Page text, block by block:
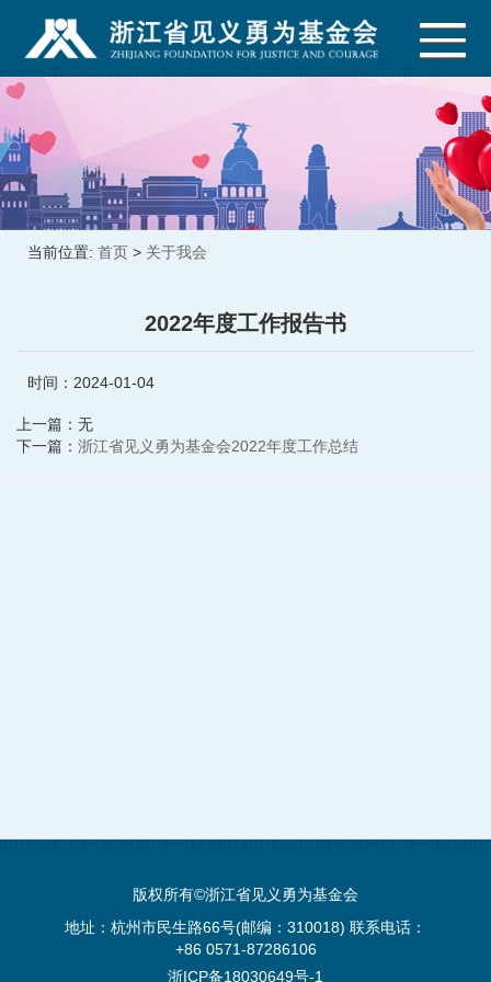
当前位置: 首页 > 关于我会
2022年度工作报告书
时间：2024-01-04
上一篇：无
下一篇： 浙江省见义勇为基金会2022年度工作总结
版权所有©浙江省见义勇为基金会
地址：杭州市民生路66号(邮编：310018) 联系电话：
+86 0571-87286106
浙ICP备18030649号-1